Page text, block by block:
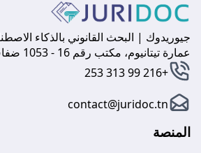
جيوريدوك | البحث القانوني بالذكاء
عمارة تيتانيوم، مكتب رقم 16 - 1053 ضفاف البحيرة 2 - تونس
+216 99 313 253
contact@juridoc.tn
المنصة